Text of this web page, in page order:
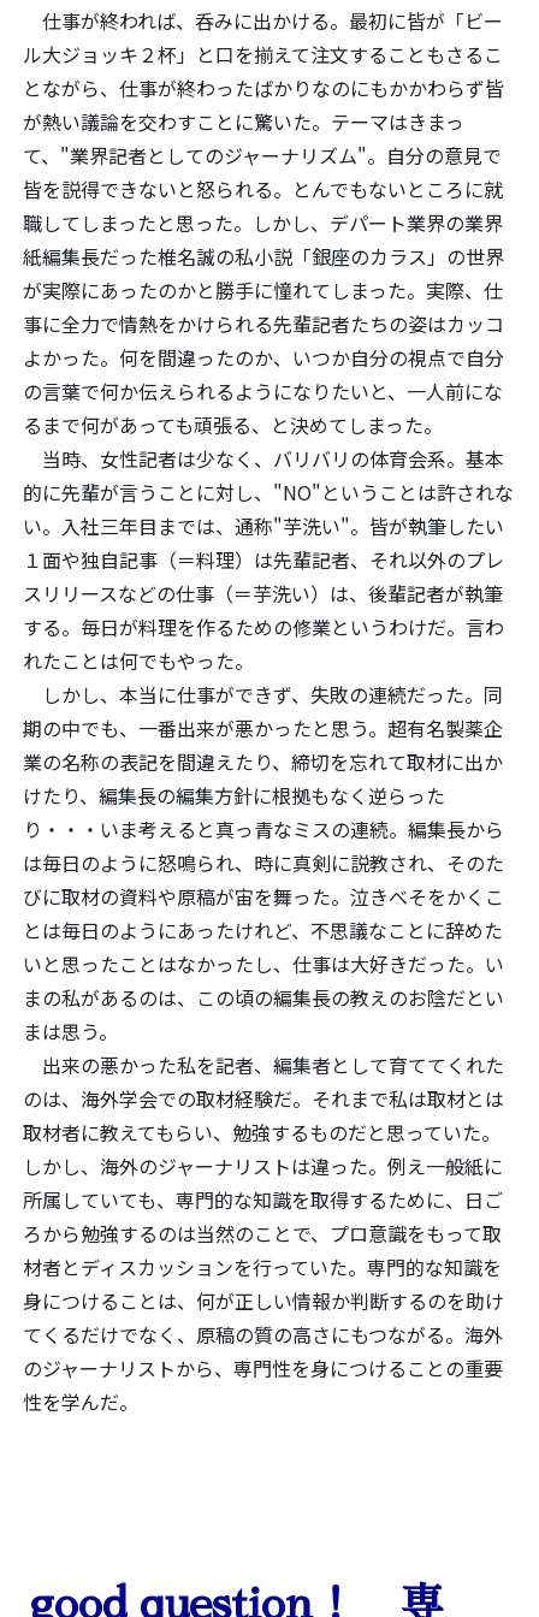
仕事が終われば、呑みに出かける。最初に皆が「ビー
ル大ジョッキ２杯」と口を揃えて注文することもさるこ
とながら、仕事が終わったばかりなのにもかかわらず皆
が熱い議論を交わすことに驚いた。テーマはきまっ
て、"業界記者としてのジャーナリズム"。自分の意見で
皆を説得できないと怒られる。とんでもないところに就
職してしまったと思った。しかし、デパート業界の業界
紙編集長だった椎名誠の私小説「銀座のカラス」の世界
が実際にあったのかと勝手に憧れてしまった。実際、仕
事に全力で情熱をかけられる先輩記者たちの姿はカッコ
よかった。何を間違ったのか、いつか自分の視点で自分
の言葉で何か伝えられるようになりたいと、一人前にな
るまで何があっても頑張る、と決めてしまった。
当時、女性記者は少なく、バリバリの体育会系。基本
的に先輩が言うことに対し、"NO"ということは許されな
い。入社三年目までは、通称"芋洗い"。皆が執筆したい
１面や独自記事（＝料理）は先輩記者、それ以外のプレ
スリリースなどの仕事（＝芋洗い）は、後輩記者が執筆
する。毎日が料理を作るための修業というわけだ。言わ
れたことは何でもやった。
しかし、本当に仕事ができず、失敗の連続だった。同
期の中でも、一番出来が悪かったと思う。超有名製薬企
業の名称の表記を間違えたり、締切を忘れて取材に出か
けたり、編集長の編集方針に根拠もなく逆らった
り・・・いま考えると真っ青なミスの連続。編集長から
は毎日のように怒鳴られ、時に真剣に説教され、そのた
びに取材の資料や原稿が宙を舞った。泣きべそをかくこ
とは毎日のようにあったけれど、不思議なことに辞めた
いと思ったことはなかったし、仕事は大好きだった。い
まの私があるのは、この頃の編集長の教えのお陰だとい
まは思う。
出来の悪かった私を記者、編集者として育ててくれた
のは、海外学会での取材経験だ。それまで私は取材とは
取材者に教えてもらい、勉強するものだと思っていた。
しかし、海外のジャーナリストは違った。例え一般紙に
所属していても、専門的な知識を取得するために、日ご
ろから勉強するのは当然のことで、プロ意識をもって取
材者とディスカッションを行っていた。専門的な知識を
身につけることは、何が正しい情報か判断するのを助け
てくるだけでなく、原稿の質の高さにもつながる。海外
のジャーナリストから、専門性を身につけることの重要
性を学んだ。
good question！ 専